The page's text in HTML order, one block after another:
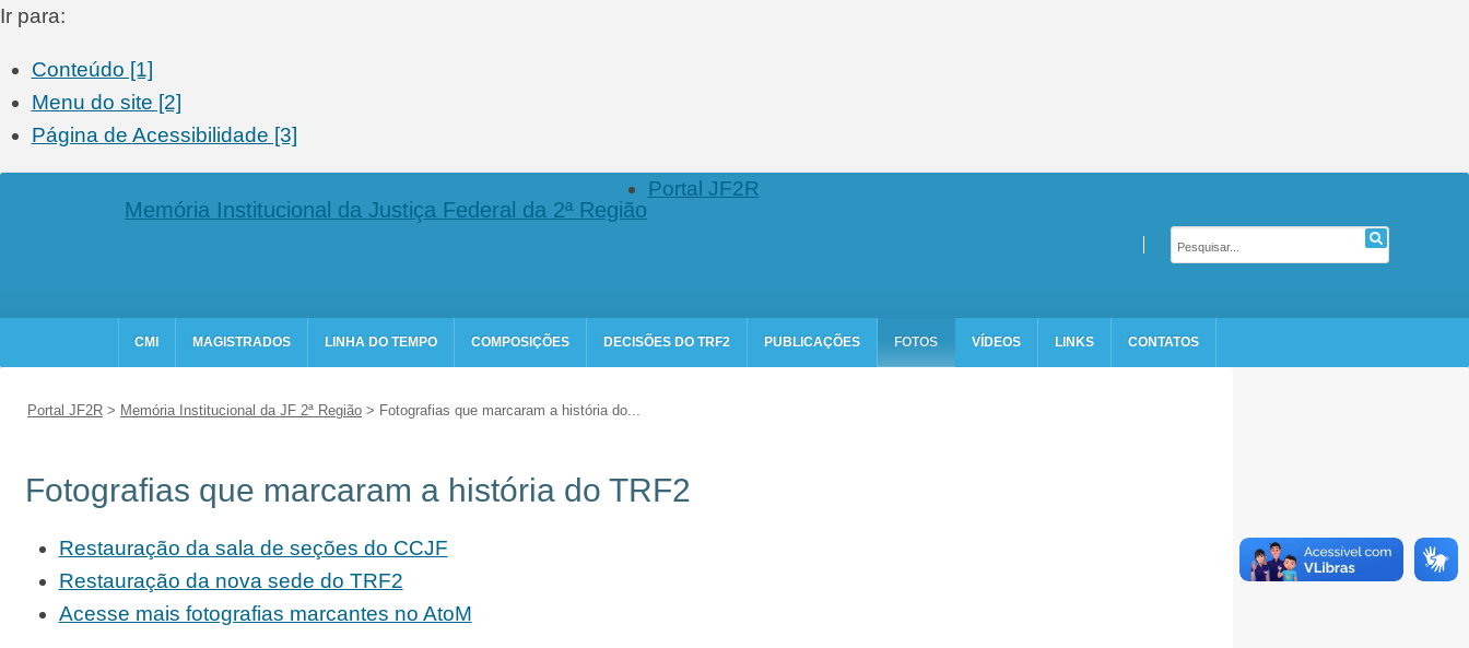
Ir para:
Conteúdo [1]
Menu do site [2]
Página de Acessibilidade [3]
Memória Institucional da Justiça Federal da 2ª Região
Portal JF2R
CMI MAGISTRADOS LINHA DO TEMPO COMPOSIÇÕES DECISÕES DO TRF2 PUBLICAÇÕES FOTOS VÍDEOS LINKS CONTATOS
Portal JF2R > Memória Institucional da JF 2ª Região > Fotografias que marcaram a história do...
Fotografias que marcaram a história do TRF2
Restauração da sala de seções do CCJF
Restauração da nova sede do TRF2
Acesse mais fotografias marcantes no AtoM